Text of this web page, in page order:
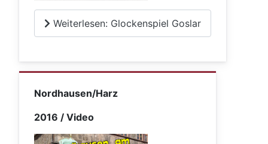
Weiterlesen: Glockenspiel Goslar
Nordhausen/Harz
2016 / Video